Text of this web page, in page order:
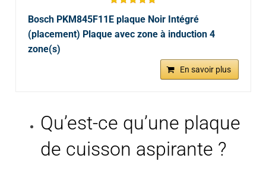
Bosch PKM845F11E plaque Noir Intégré
(placement) Plaque avec zone à induction 4
zone(s)
En savoir plus
Qu’est-ce qu’une plaque
de cuisson aspirante ?